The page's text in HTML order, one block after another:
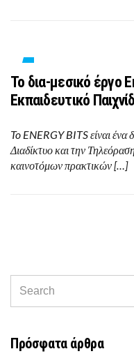
Το δια-μεσικό έργο
Εκπαιδευτικό
To ENERGY BITS είναι ένα
Διαδίκτυο και την
καινοτόμων πρακτικών […]
Πρόσφατα άρθρα